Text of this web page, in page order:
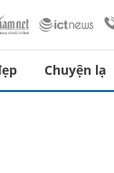
Chuyện lạ